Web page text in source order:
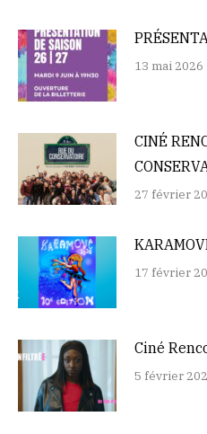
13 mai 2026
CINÉ
27 février
17 février
Ciné
5 février